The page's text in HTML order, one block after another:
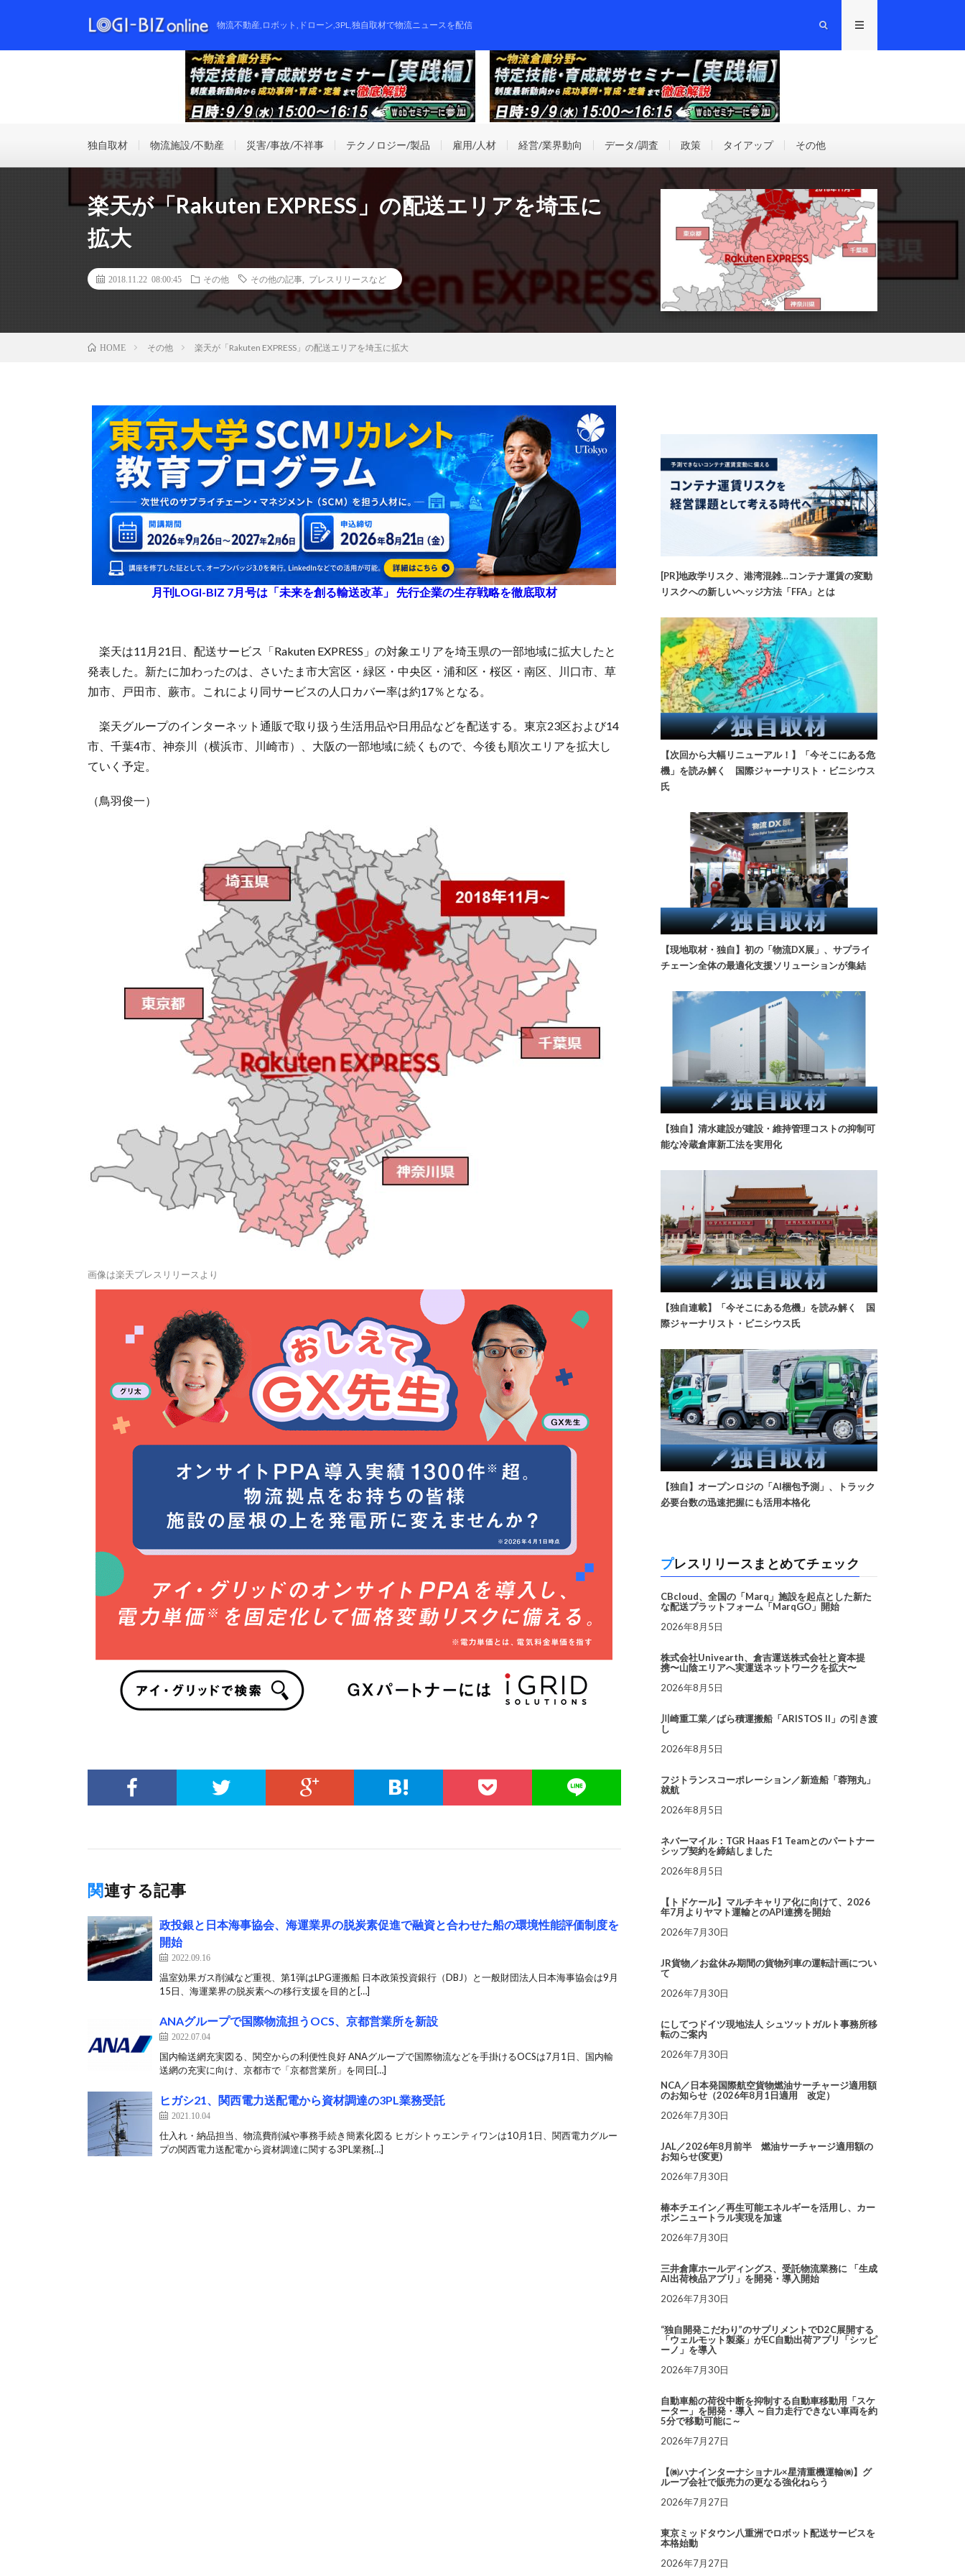
物流不動産,ロボット,ドローン,3PL,独自取材で物流ニュースを配信
独自取材 物流施設/不動産 災害/事故/不祥事 テクノロジー/製品 雇用/人材 経営/業界動向 データ/調査 政策 タイアップ その他
楽天が「Rakuten EXPRESS」の配送エリアを埼玉に
拡大
2018.11.22 08:00:45 その他 その他の記事 プレスリリースなど
HOME その他 楽天が「Rakuten EXPRESS」の配送エリアを埼玉に拡大
月刊LOGI-BIZ 7月号は「未来を創る輸送改革」 先行企業の生存戦略を徹底取材
楽天は11月21日、配送サービス「Rakuten EXPRESS」の対象エリアを埼玉県の一部地域に拡大したと
発表した。新たに加わったのは、さいたま市大宮区・緑区・中央区・浦和区・桜区・南区、川口市、草
加市、戸田市、蕨市。これにより同サービスの人口カバー率は約17％となる。
楽天グループのインターネット通販で取り扱う生活用品や日用品などを配送する。東京23区および14
市、千葉4市、神奈川（横浜市、川崎市）、大阪の一部地域に続くもので、今後も順次エリアを拡大し
ていく予定。
（鳥羽俊一）
画像は楽天プレスリリースより
関連する記事
政投銀と日本海事協会、海運業界の脱炭素促進で融資と合わせた船の環境性能評価制度を
開始
2022.09.16
温室効果ガス削減など重視、第1弾はLPG運搬船 日本政策投資銀行（DBJ）と一般財団法人日本海事協会は9月
15日、海運業界の脱炭素への移行支援を目的と[…]
ANAグループで国際物流担うOCS、京都営業所を新設
2022.07.04
国内輸送網充実図る、関空からの利便性良好 ANAグループで国際物流などを手掛けるOCSは7月1日、国内輸
送網の充実に向け、京都市で「京都営業所」を同日[…]
ヒガシ21、関西電力送配電から資材調達の3PL業務受託
2021.10.04
仕入れ・納品担当、物流費削減や事務手続き簡素化図る ヒガシトゥエンティワンは10月1日、関西電力グルー
プの関西電力送配電から資材調達に関する3PL業務[…]
[PR]地政学リスク、港湾混雑…コンテナ運賃の変動
リスクへの新しいヘッジ方法「FFA」とは
【次回から大幅リニューアル！】「今そこにある危
機」を読み解く 国際ジャーナリスト・ビニシウス
氏
【現地取材・独自】初の「物流DX展」、サプライ
チェーン全体の最適化支援ソリューションが集結
【独自】清水建設が建設・維持管理コストの抑制可
能な冷蔵倉庫新工法を実用化
【独自連載】「今そこにある危機」を読み解く 国
際ジャーナリスト・ビニシウス氏
【独自】オープンロジの「AI梱包予測」、トラック
必要台数の迅速把握にも活用本格化
プレスリリースまとめてチェック
CBcloud、全国の「Marq」施設を起点とした新た
な配送プラットフォーム「MarqGO」開始
2026年8月5日
株式会社Univearth、倉吉運送株式会社と資本提
携〜山陰エリアへ実運送ネットワークを拡大〜
2026年8月5日
川崎重工業／ばら積運搬船「ARISTOS II」の引き渡
し
2026年8月5日
フジトランスコーポレーション／新造船「蓉翔丸」
就航
2026年8月5日
ネバーマイル：TGR Haas F1 Teamとのパートナー
シップ契約を締結しました
2026年8月5日
【トドケール】マルチキャリア化に向けて、2026
年7月よりヤマト運輸とのAPI連携を開始
2026年7月30日
JR貨物／お盆休み期間の貨物列車の運転計画につい
て
2026年7月30日
にしてつドイツ現地法人 シュツットガルト事務所移
転のご案内
2026年7月30日
NCA／日本発国際航空貨物燃油サーチャージ適用額
のお知らせ（2026年8月1日適用 改定）
2026年7月30日
JAL／2026年8月前半 燃油サーチャージ適用額の
お知らせ(変更)
2026年7月30日
椿本チエイン／再生可能エネルギーを活用し、カー
ボンニュートラル実現を加速
2026年7月30日
三井倉庫ホールディングス、受託物流業務に 「生成
AI出荷検品アプリ」を開発・導入開始
2026年7月30日
“独自開発こだわり”のサプリメントでD2C展開する
「ウェルモット製薬」がEC自動出荷アプリ「シッピ
ーノ」を導入
2026年7月30日
自動車船の荷役中断を抑制する自動車移動用「スケ
ーター」を開発・導入 ～自力走行できない車両を約
5分で移動可能に～
2026年7月27日
【㈱ハナインターナショナル×星清重機運輸㈱】グ
ループ会社で販売力の更なる強化ねらう
2026年7月27日
東京ミッドタウン八重洲でロボット配送サービスを
本格始動
2026年7月27日